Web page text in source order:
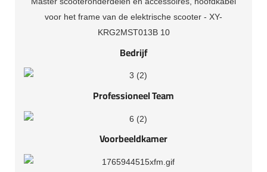
Bedrijf
Professioneel Team
Voorbeeldkamer